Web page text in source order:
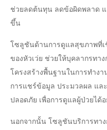
ช่วยลดต้นทุน ลดข้อผิดพลาด
ขึ้น
โซลูชันด้านการดูแลสุขภาพที่เ
ของหัวเว่ย ช่วยให้บุคลากรทา
โครงสร้างพื้นฐานในการทำง
การแชร์ข้อมูล ประมวลผล แล
ปลอดภัย เพื่อการดูแลผู้ป่วยได้
นอกจากนั้น โซลูชันบริการทา